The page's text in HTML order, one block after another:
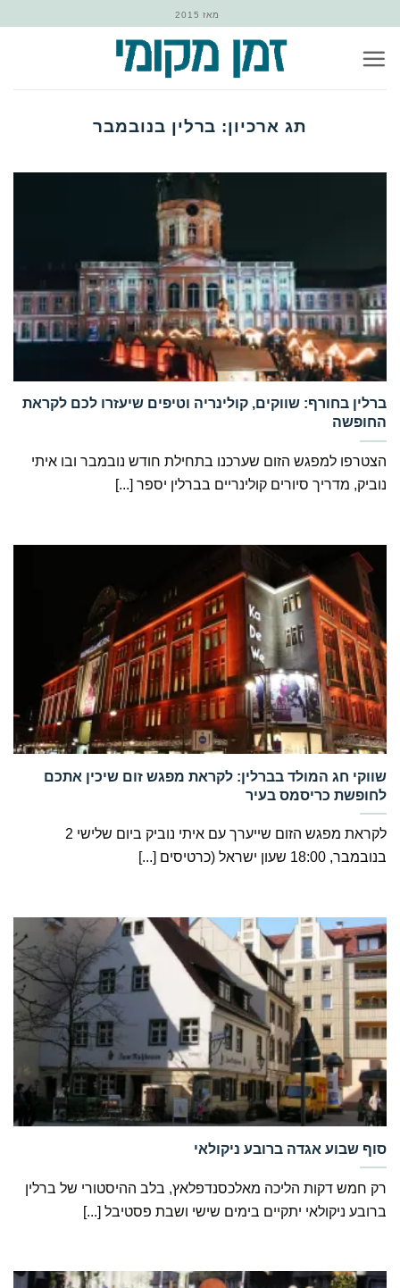
content
מאז 2015
תג ארכיון: ברלין בנובמבר
‏ברלין בחורף: שווקים, קולינריה וטיפים שיעזרו לכם לקראת
החופשה
הצטרפו למפגש הזום שערכנו בתחילת חודש נובמבר ובו איתי
נוביק, מדריך סיורים קולינריים בברלין יספר [...]
‏שווקי חג המולד בברלין: לקראת מפגש זום שיכין אתכם
לחופשת כריסמס בעיר
לקראת מפגש הזום שייערך עם איתי נוביק ביום שלישי 2
בנובמבר, 18:00 שעון ישראל (כרטיסים [...]
‏סוף שבוע אגדה ברובע ניקולאי
רק חמש דקות הליכה מאלכסנדפלאץ, בלב ההיסטורי של ברלין
ברובע ניקולאי יתקיים בימים שישי ושבת פסטיבל [...]